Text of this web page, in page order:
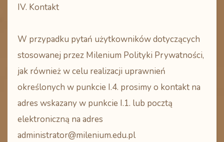
IV. Kontakt
W przypadku pytań użytkowników dotyczących
stosowanej przez Milenium Polityki Prywatności,
jak również w celu realizacji uprawnień
określonych w punkcie I.4. prosimy o kontakt na
adres wskazany w punkcie I.1. lub pocztą
elektroniczną na adres
administrator@milenium.edu.pl